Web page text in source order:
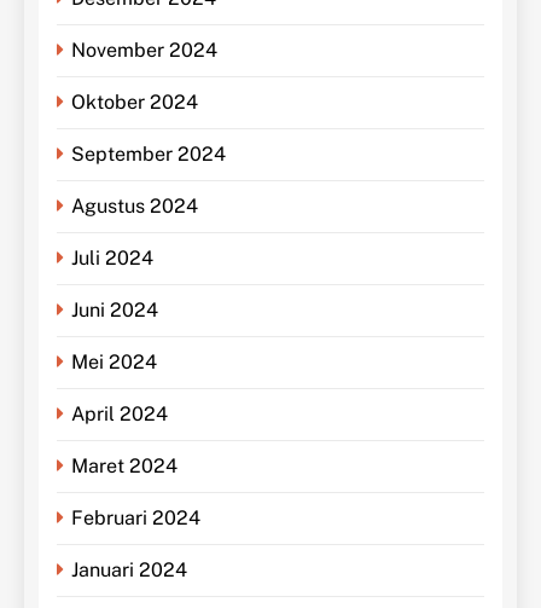
November 2024
Oktober 2024
September 2024
Agustus 2024
Juli 2024
Juni 2024
Mei 2024
April 2024
Maret 2024
Februari 2024
Januari 2024